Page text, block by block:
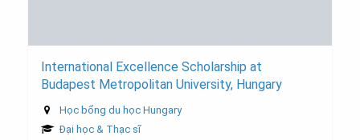
International Excellence Scholarship at
Budapest Metropolitan University, Hungary
Học bổng du học Hungary
Đại học & Thạc sĩ